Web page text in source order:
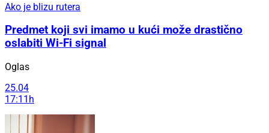
Ako je blizu rutera
Predmet koji svi imamo u kući može drastično
oslabiti Wi-Fi signal
Oglas
25.04
17:11h